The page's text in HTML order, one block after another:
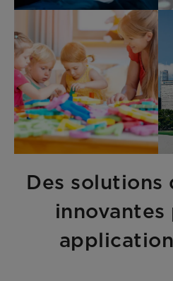
Des
innovantes